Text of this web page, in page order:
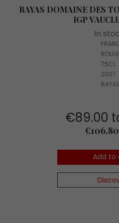
RAYAS DOMAINE DES
IGP
In
75CL
2007
€89.00
Price
Add to